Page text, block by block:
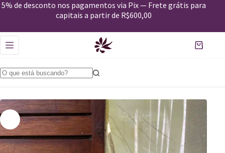
R$109,00
Apenas 2 em estoque
Comprar
5% de desconto nos pagamentos via Pix — Frete grátis para
capitais a partir de R$600,00